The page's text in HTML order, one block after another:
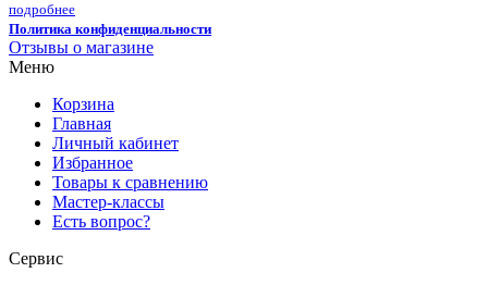
подробнее
Политика конфиденциальности
Отзывы о магазине
Меню
Корзина
Главная
Личный кабинет
Избранное
Товары к сравнению
Мастер-классы
Есть вопрос?
Сервис